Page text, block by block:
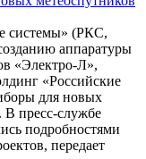
системы» (РКС,
аппаратуры
«Электро-Л»,
«Российские
для новых
В пресс-службе
подробностями
передает